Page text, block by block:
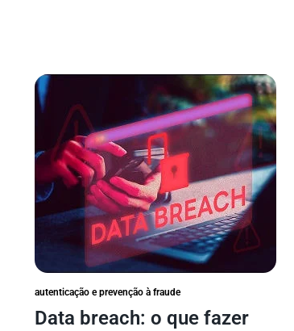
autenticação e prevenção à fraude
Data breach: o que fazer